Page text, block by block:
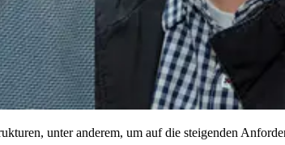
unter anderem, um auf die steigenden